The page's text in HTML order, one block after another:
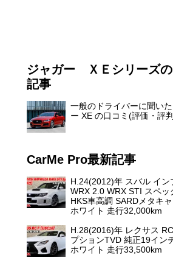
ジャガー ＸＥシリーズの
記事
一般のドライバーに聞い
ー XE の口コミ(評価・評
CarMe Pro最新記事
H.24(2012)年 スバル イン
WRX 2.0 WRX STI スペッ
HKS車高調 SARDメタキ
ホワイト 走行32,000km
H.28(2016)年 レクサス
プションTVD 純正19イン
ホワイト 走行33,500km